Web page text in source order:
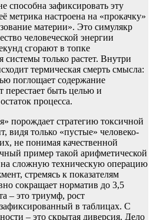
способна зафиксировать эту
метрика настроена на «прокачку»
материи». Это симулякр
человеческой энергии
сгорают в топке
системы только растет. Внутри
термическая смерть смысла:
поглощает содержание
перестает быть целью и
процесса.
порождает стратегию токсичной
видя только «пустые» человеко-
не понимая качественной
пример такой арифметической
сложную техническую операцию
стремясь к показателям
сокращает норматив до 3,5
– это триумф, рост
в таблицах. С
– это скрытая диверсия. Дело